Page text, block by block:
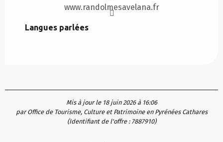
www.randolmesavelana.fr
Langues parlées
Langues parlées
Mis à jour le 18 juin 2026 à 16:06
par Office de Tourisme, Culture et Patrimoine en Pyrénées Cathares
(Identifiant de l'offre : 7887910)